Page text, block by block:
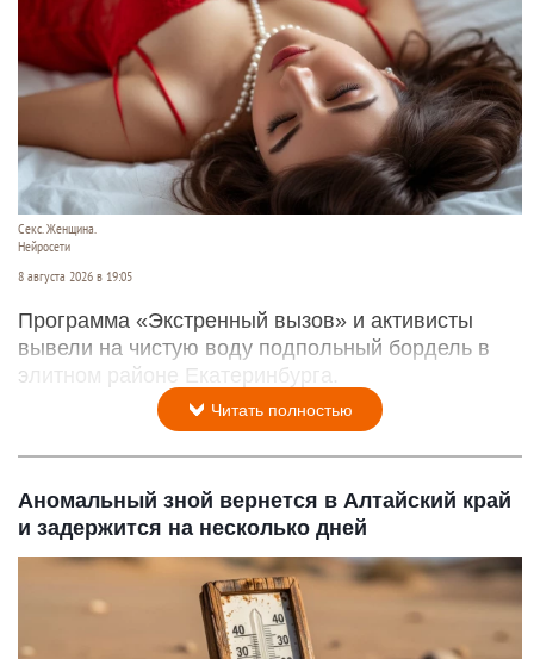
Секс. Женщина.
Нейросети
8 августа 2026 в 19:05
Программа «Экстренный вызов» и активисты
вывели на чистую воду подпольный бордель в
элитном районе Екатеринбурга.
Читать полностью
Аномальный зной вернется в Алтайский край
и задержится на несколько дней